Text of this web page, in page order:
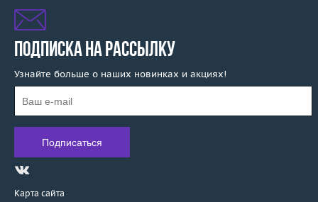
ПОДПИСКА НА РАССЫЛКУ
Узнайте больше о наших новинках и акциях!
Карта сайта